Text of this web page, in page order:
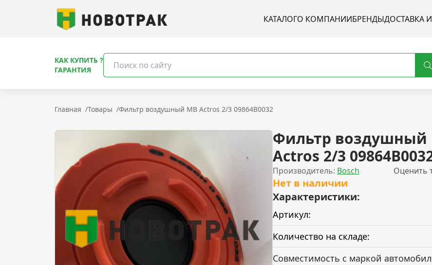
КАТАЛОГО КОМПАНИИБРЕНДЫДОСТАВКА
КАК КУПИТЬ ?
ГАРАНТИЯ
Главная /Товары /Фильтр воздушный MB Actros 2/3 09864B0032
Фильтр воздушный
Actros 2/3
Производитель: Bosch Оценить
Нет в наличии
Характеристики:
Артикул:
Количество на складе:
Совместимость с маркой